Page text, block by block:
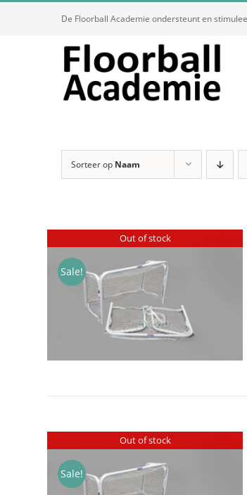
De Floorball Academie ondersteunt en
Sorteer op Naam
Out of stock
Sale!
Out of stock
Sale!